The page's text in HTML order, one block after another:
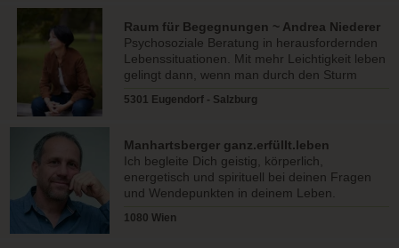
Raum für Begegnungen ~ Andrea Niederer
Psychosoziale Beratung in herausfordernden
Lebenssituationen. Mit mehr Leichtigkeit leben
gelingt dann, wenn man durch den Sturm
5301 Eugendorf - Salzburg
Manhartsberger ganz.erfüllt.leben
Ich begleite Dich geistig, körperlich,
energetisch und spirituell bei deinen Fragen
und Wendepunkten in deinem Leben.
1080 Wien